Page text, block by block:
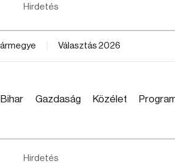
Hirdetés
Választás 2026
Gazdaság Közélet
Hirdetés